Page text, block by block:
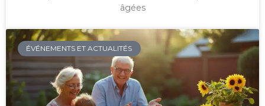
âgées
ÉVÉNEMENTS ET ACTUALITÉS